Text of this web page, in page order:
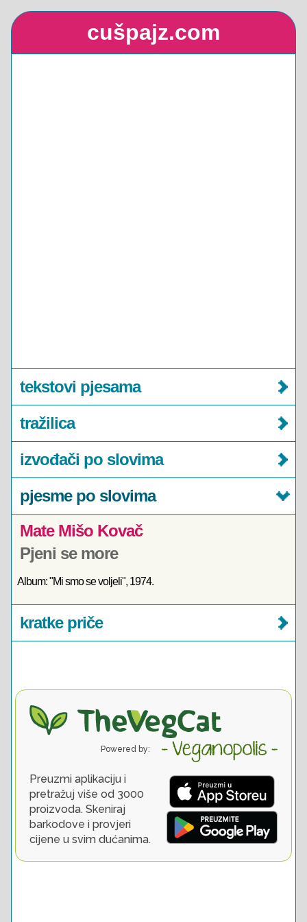
cušpajz.com
tekstovi pjesama
tražilica
izvođači po slovima
pjesme po slovima
Mate Mišo Kovač
Pjeni se more
Album: "Mi smo se voljeli", 1974.
kratke priče